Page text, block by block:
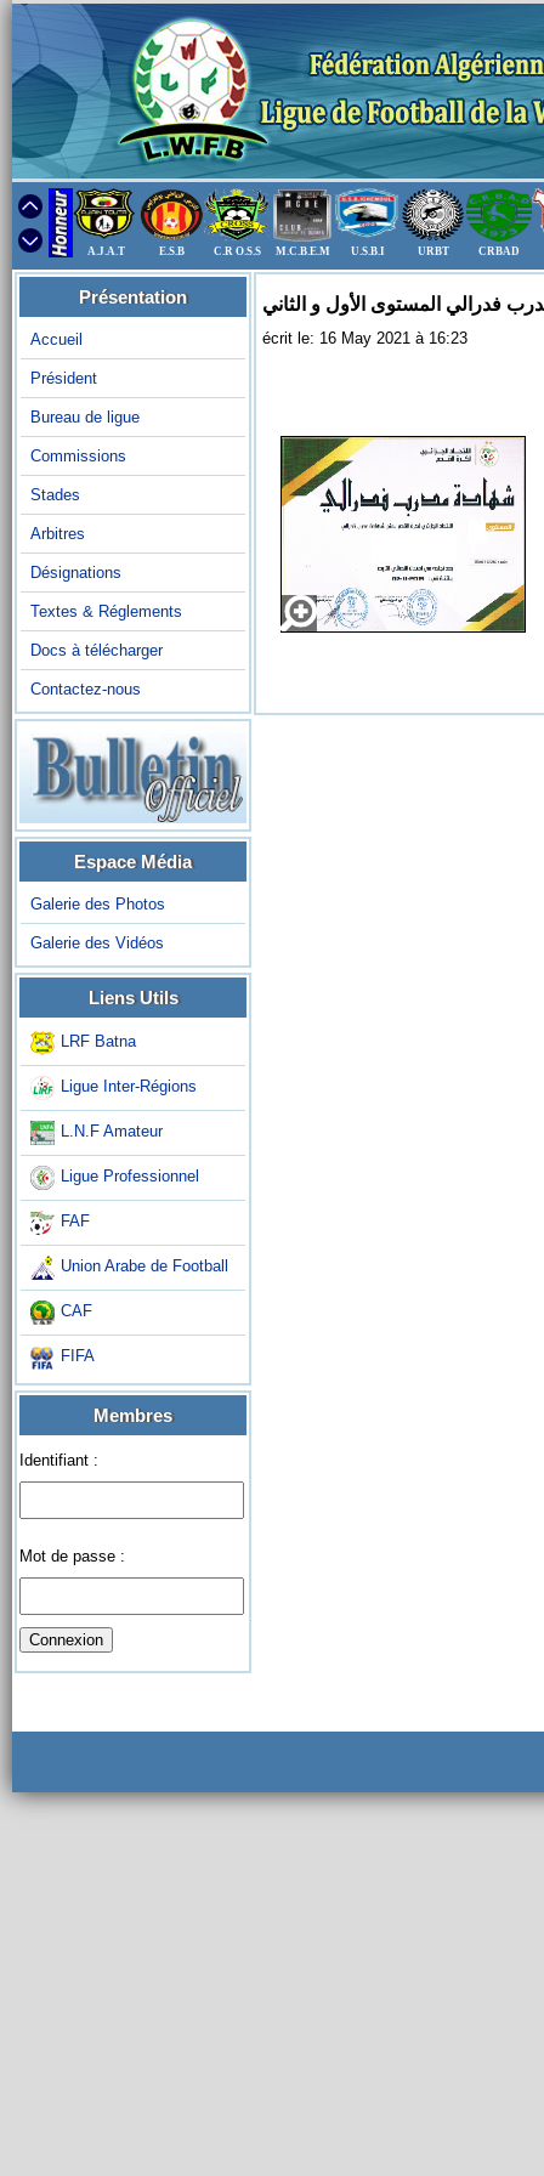
A.J.A.T E.S.B C.R O.S.S M.C.B.E.M U.S.B.I URBT CRBAD
Présentation
Accueil
Président
Bureau de ligue
Commissions
Stades
Arbitres
Désignations
Textes & Réglements
Docs à télécharger
Contactez-nous
Espace Média
Galerie des Photos
Galerie des Vidéos
Liens Utils
LRF Batna
Ligue Inter-Régions
L.N.F Amateur
Ligue Professionnel
FAF
Union Arabe de Football
CAF
FIFA
Membres
Identifiant :
Mot de passe :
فدرالي المستوى الأول و الثاني
écrit le: 16 May 2021 à 16:23